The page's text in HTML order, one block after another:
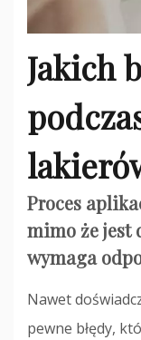
Jakich
Proces
mimo że jest
wymaga
Nawet
pewne błędy,